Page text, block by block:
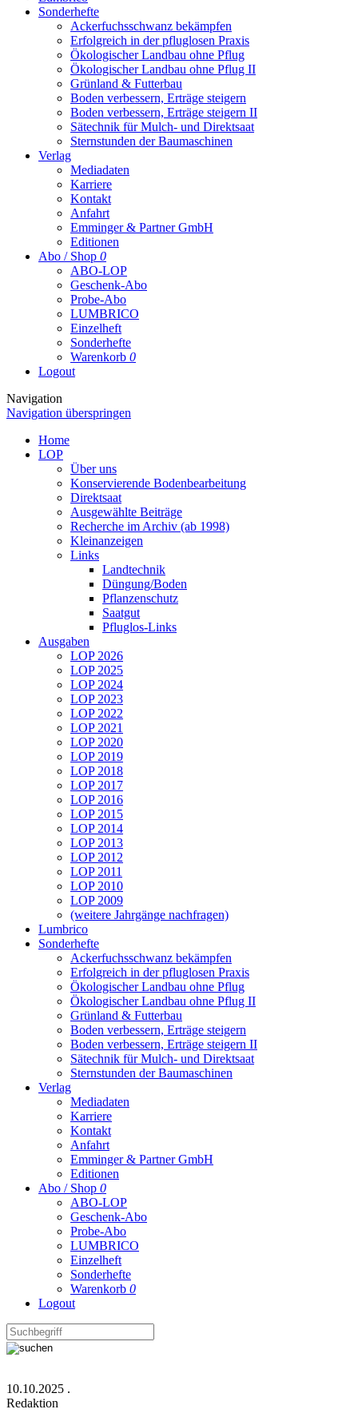
Sonderhefte
Ackerfuchsschwanz bekämpfen
Erfolgreich in der pfluglosen Praxis
Ökologischer Landbau ohne Pflug
Ökologischer Landbau ohne Pflug II
Grünland & Futterbau
Boden verbessern, Erträge steigern
Boden verbessern, Erträge steigern II
Sätechnik für Mulch- und Direktsaat
Sternstunden der Baumaschinen
Verlag
Mediadaten
Karriere
Kontakt
Anfahrt
Emminger & Partner GmbH
Editionen
Abo / Shop 0
ABO-LOP
Geschenk-Abo
Probe-Abo
LUMBRICO
Einzelheft
Sonderhefte
Warenkorb 0
Logout
Navigation
Navigation überspringen
Home
LOP
Über uns
Konservierende Bodenbearbeitung
Direktsaat
Ausgewählte Beiträge
Recherche im Archiv (ab 1998)
Kleinanzeigen
Links
Landtechnik
Düngung/Boden
Pflanzenschutz
Saatgut
Pfluglos-Links
Ausgaben
LOP 2026
LOP 2025
LOP 2024
LOP 2023
LOP 2022
LOP 2021
LOP 2020
LOP 2019
LOP 2018
LOP 2017
LOP 2016
LOP 2015
LOP 2014
LOP 2013
LOP 2012
LOP 2011
LOP 2010
LOP 2009
(weitere Jahrgänge nachfragen)
Lumbrico
Sonderhefte
Ackerfuchsschwanz bekämpfen
Erfolgreich in der pfluglosen Praxis
Ökologischer Landbau ohne Pflug
Ökologischer Landbau ohne Pflug II
Grünland & Futterbau
Boden verbessern, Erträge steigern
Boden verbessern, Erträge steigern II
Sätechnik für Mulch- und Direktsaat
Sternstunden der Baumaschinen
Verlag
Mediadaten
Karriere
Kontakt
Anfahrt
Emminger & Partner GmbH
Editionen
Abo / Shop 0
ABO-LOP
Geschenk-Abo
Probe-Abo
LUMBRICO
Einzelheft
Sonderhefte
Warenkorb 0
Logout
10.10.2025 .
Redaktion